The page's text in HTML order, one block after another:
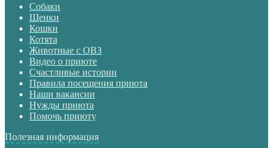
Собаки
Щенки
Кошки
Котята
Животные с ОВЗ
Видео о приюте
Счастливые истории
Правила посещения приюта
Наши вакансии
Нужды приюта
Помочь приюту
Полезная информация